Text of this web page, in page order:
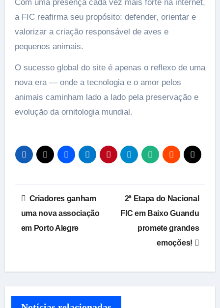
Com uma presença cada vez mais forte na internet,
a FIC reafirma seu propósito: defender, orientar e
valorizar a criação responsável de aves e
pequenos animais.
O sucesso global do site é apenas o reflexo de uma
nova era — onde a tecnologia e o amor pelos
animais caminham lado a lado pela preservação e
evolução da ornitologia mundial.
Navegação
de
Post
️ Criadores ganham
uma nova associação
em Porto Alegre
2ª Etapa do Nacional
FIC em Baixo Guandu
promete grandes
emoções!